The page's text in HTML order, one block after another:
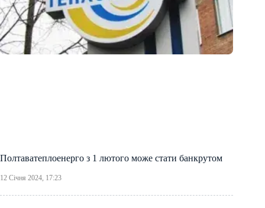
Полтаватеплоенерго з 1 лютого може стати банкрутом
12 Січня 2024, 17:23